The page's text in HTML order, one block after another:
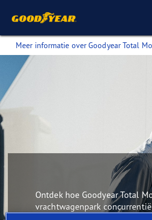
Meer informatie over Goodyear Total
Ontdek hoe Goodyear Total
vrachtwagenpark